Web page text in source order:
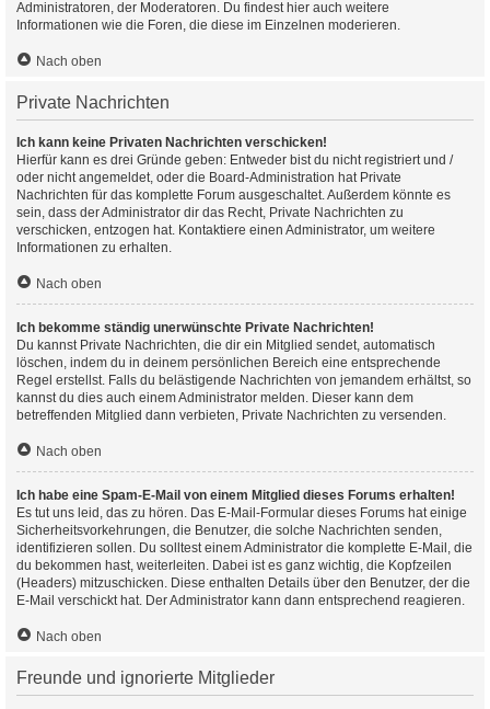
Administratoren, der Moderatoren. Du findest hier auch weitere
Informationen wie die Foren, die diese im Einzelnen moderieren.
Nach oben
Private Nachrichten
Ich kann keine Privaten Nachrichten verschicken!
Hierfür kann es drei Gründe geben: Entweder bist du nicht registriert und /
oder nicht angemeldet, oder die Board-Administration hat Private
Nachrichten für das komplette Forum ausgeschaltet. Außerdem könnte es
sein, dass der Administrator dir das Recht, Private Nachrichten zu
verschicken, entzogen hat. Kontaktiere einen Administrator, um weitere
Informationen zu erhalten.
Nach oben
Ich bekomme ständig unerwünschte Private Nachrichten!
Du kannst Private Nachrichten, die dir ein Mitglied sendet, automatisch
löschen, indem du in deinem persönlichen Bereich eine entsprechende
Regel erstellst. Falls du belästigende Nachrichten von jemandem erhältst, so
kannst du dies auch einem Administrator melden. Dieser kann dem
betreffenden Mitglied dann verbieten, Private Nachrichten zu versenden.
Nach oben
Ich habe eine Spam-E-Mail von einem Mitglied dieses Forums erhalten!
Es tut uns leid, das zu hören. Das E-Mail-Formular dieses Forums hat einige
Sicherheitsvorkehrungen, die Benutzer, die solche Nachrichten senden,
identifizieren sollen. Du solltest einem Administrator die komplette E-Mail, die
du bekommen hast, weiterleiten. Dabei ist es ganz wichtig, die Kopfzeilen
(Headers) mitzuschicken. Diese enthalten Details über den Benutzer, der die
E-Mail verschickt hat. Der Administrator kann dann entsprechend reagieren.
Nach oben
Freunde und ignorierte Mitglieder